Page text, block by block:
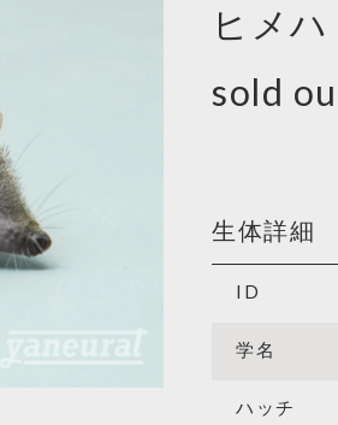
ヒメ
sold
生体詳細
ID
学名
ハッチ